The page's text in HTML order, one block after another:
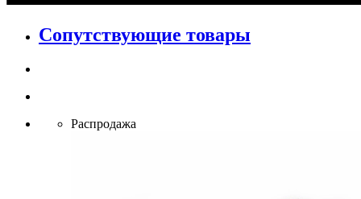
Сопутствующие товары
Распродажа